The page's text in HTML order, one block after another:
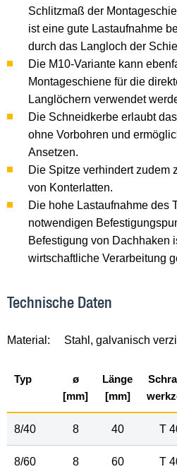
Schlitzmaß der
ist eine gute Lastaufnahme
durch das Langloch der
Die M10-Variante kann
Montageschiene für die
Langlöchern verwendet
Die Schneidkerbe erlaubt
ohne Vorbohren und
Ansetzen.
Die Spitze verhindert zudem
von Konterlatten.
Die hohe Lastaufnahme des
notwendigen
Befestigung von Dachhaken
wirtschaftliche Verarbeitung
Technische Daten
Material: Stahl, galvanisch
Typ
ø
[mm]
Länge
[mm]
8/40 8 40 T
8/60 8 60 T